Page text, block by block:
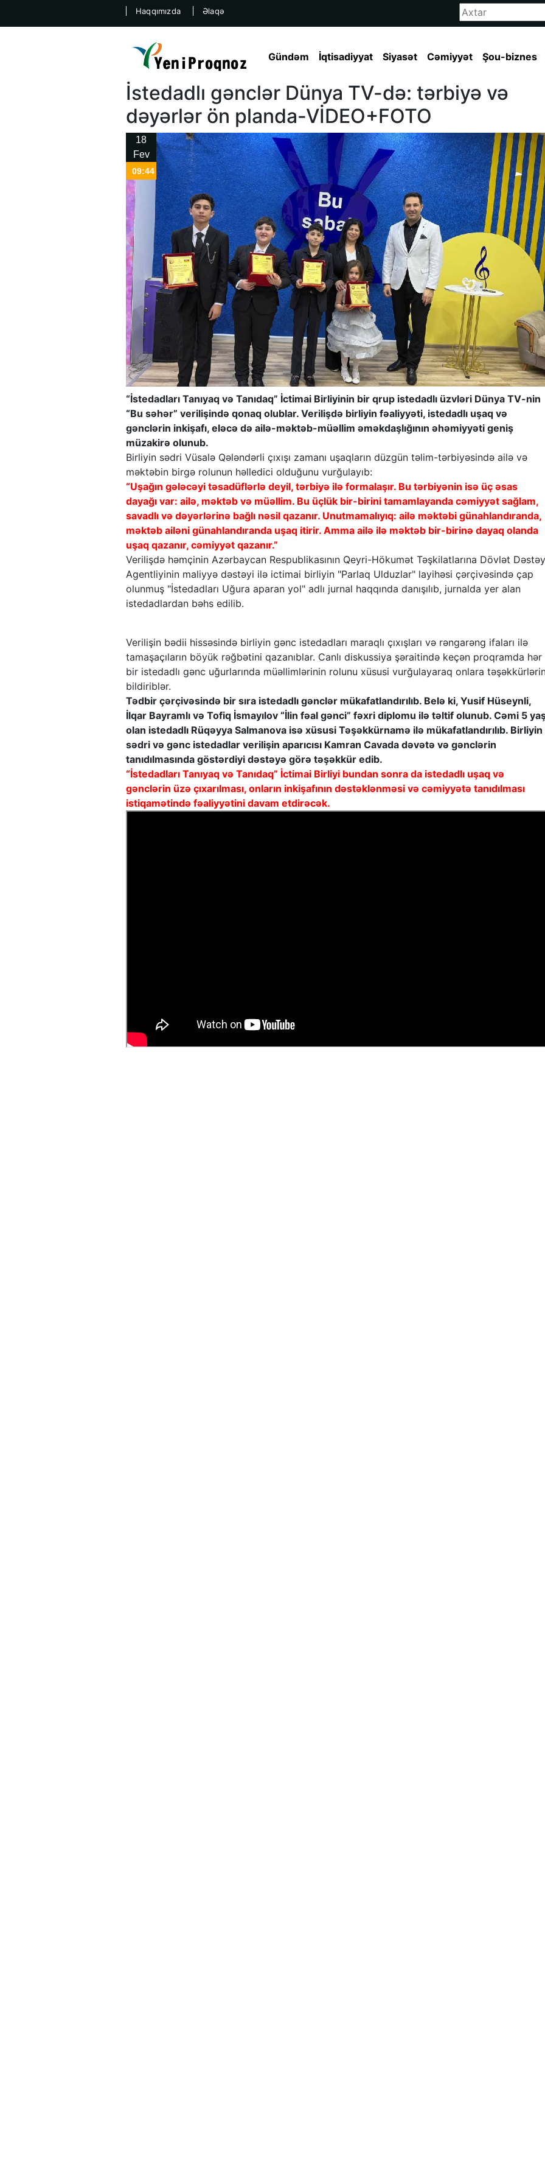
Haqqımızda Əlaqə
Gündəm İqtisadiyyat Siyasət Cəmiyyət Şou-biznes
İstedadlı gənclər Dünya TV-də: tərbiyə və
dəyərlər ön planda-VİDEO+FOTO
18
Fev
09:44
“İstedadları Tanıyaq və Tanıdaq” İctimai Birliyinin bir qrup istedadlı üzvləri Dünya TV-nin
“Bu səhər” verilişində qonaq olublar. Verilişdə birliyin fəaliyyəti, istedadlı uşaq və
gənclərin inkişafı, eləcə də ailə-məktəb-müəllim əməkdaşlığının əhəmiyyəti geniş
müzakirə olunub.
Birliyin sədri Vüsalə Qələndərli çıxışı zamanı uşaqların düzgün təlim-tərbiyəsində ailə və
məktəbin birgə rolunun həlledici olduğunu vurğulayıb:
“Uşağın gələcəyi təsadüflərlə deyil, tərbiyə ilə formalaşır. Bu tərbiyənin isə üç əsas
dayağı var: ailə, məktəb və müəllim. Bu üçlük bir-birini tamamlayanda cəmiyyət sağlam,
savadlı və dəyərlərinə bağlı nəsil qazanır. Unutmamalıyıq: ailə məktəbi günahlandıranda,
məktəb ailəni günahlandıranda uşaq itirir. Amma ailə ilə məktəb bir-birinə dayaq olanda
uşaq qazanır, cəmiyyət qazanır.”
Verilişdə həmçinin Azərbaycan Respublikasının Qeyri-Hökumət Təşkilatlarına Dövlət
Agentliyinin maliyyə dəstəyi ilə ictimai birliyin "Parlaq Ulduzlar" layihəsi çərçivəsində çap
olunmuş "İstedadları Uğura aparan yol" adlı jurnal haqqında danışılıb, jurnalda yer alan
istedadlardan bəhs edilib.
Verilişin bədii hissəsində birliyin gənc istedadları maraqlı çıxışları və rəngarəng ifaları ilə
tamaşaçıların böyük rəğbətini qazanıblar. Canlı diskussiya şəraitində keçən proqramda hər
bir istedadlı gənc uğurlarında müəllimlərinin rolunu xüsusi vurğulayaraq onlara
bildiriblər.
Tədbir çərçivəsində bir sıra istedadlı gənclər mükafatlandırılıb. Belə ki, Yusif Hüseynli,
İlqar Bayramlı və Tofiq İsmayılov “İlin fəal gənci” fəxri diplomu ilə təltif olunub. Cəmi 5
olan istedadlı Rüqəyya Salmanova isə xüsusi Təşəkkürnamə ilə mükafatlandırılıb. Birliyin
sədri və gənc istedadlar verilişin aparıcısı Kamran Cavada dəvətə və gənclərin
tanıdılmasında göstərdiyi dəstəyə görə təşəkkür edib.
“İstedadları Tanıyaq və Tanıdaq” İctimai Birliyi bundan sonra da istedadlı uşaq və
gənclərin üzə çıxarılması, onların inkişafının dəstəklənməsi və cəmiyyətə tanıdılması
istiqamətində fəaliyyətini davam etdirəcək.